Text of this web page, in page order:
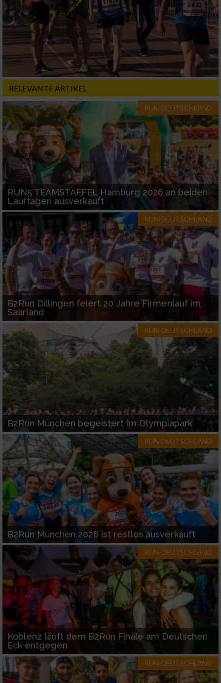
RELEVANTE ARTIKEL
RUN-DEUTSCHLAND
RUN5 TEAMSTAFFEL Hamburg 2026 an beiden
Lauftagen ausverkauft
RUN-DEUTSCHLAND
B2Run Dillingen feiert 20 Jahre Firmenlauf im
Saarland
RUN-DEUTSCHLAND
B2Run München begeistert im Olympiapark
RUN-DEUTSCHLAND
B2Run München 2026 ist restlos ausverkauft
RUN-DEUTSCHLAND
Koblenz läuft dem B2Run Finale am Deutschen
Eck entgegen
RUN-DEUTSCHLAND
Nicht-IAB-Verarbeitungszwecke:
Notwendig
Performance
Funktional
Werbung